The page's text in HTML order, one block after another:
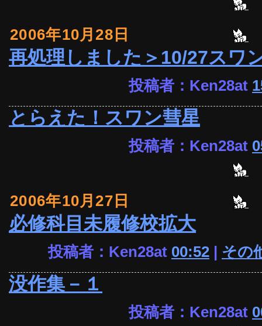
2006年10月28日
再処理しました＞10/27スワ
投稿者：Ken28at
とらえた！スワン彗星
投稿者：Ken28at
2006年10月27日
必修科目未履修校拡大
投稿者：Ken28at 00:52 | その
没作集－１
投稿者：Ken28at